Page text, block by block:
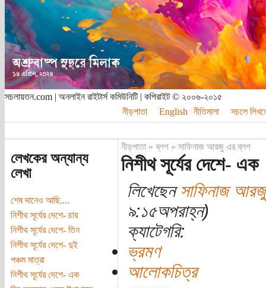
সচলায়তন.com | অনলাইন রাইটার্স কমিউনিটি | কপিরাইট © ২০০৬-২০১৫
নীড়পাতা
English নীতিমালা সচলে
লেখকের অন্যান্য
লেখা
শেষ দানেও আছি....
নিশীথ সূর্যের দেশে- চার
নিশীথ সূর্যের দেশে- তিন
নিশীথ সূর্যের দেশে- দুই
পঞ্চম মাত্রা
নিশীথ সূর্যের দেশে- এক
নীড়পাতা»ব্লগ» সাফিনাজ আরজু এর ব্লগ
নিশীথ সূর্যের দেশে- এক
লিখেছেনসাফিনাজ আরজু
৯:১৫অপরাহ্ন)
ক্যাটেগরি:
ভ্রমণ
আলোকচিত্র